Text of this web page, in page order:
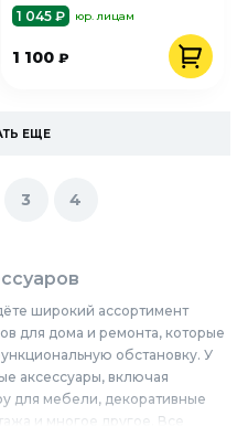
1 045 ₽ юр. лицам
1 100₽
ЕЩЕ
3 4
широкий ассортимент
для дома и ремонта, которые
обстановку. У
аксессуары, включая
для мебели, декоративные
и многое другое. Все